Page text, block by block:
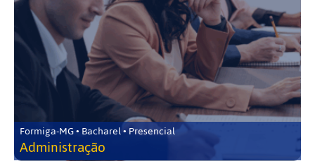
Formiga-MG • Bacharel • Presencial
Administração